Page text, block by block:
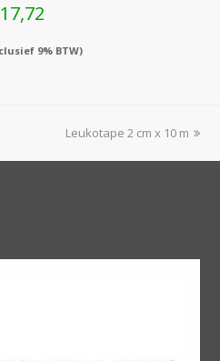
17,72
9% BTW)
next
Leukotape 2 cm x 10 m